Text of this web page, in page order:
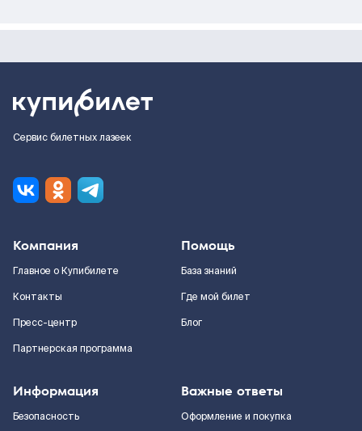
Сервис билетных лазеек
Компания
Главное о Купибилете
Контакты
Пресс-центр
Партнерская программа
Помощь
База знаний
Где мой билет
Блог
Информация
Безопасность
Важные ответы
Оформление и покупка